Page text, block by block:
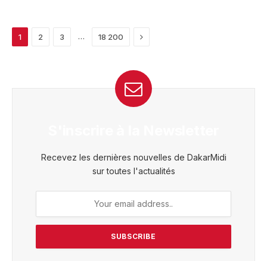
1 2 3 … 18 200 Next
Recevez les dernières nouvelles de DakarMidi
sur toutes l'actualités